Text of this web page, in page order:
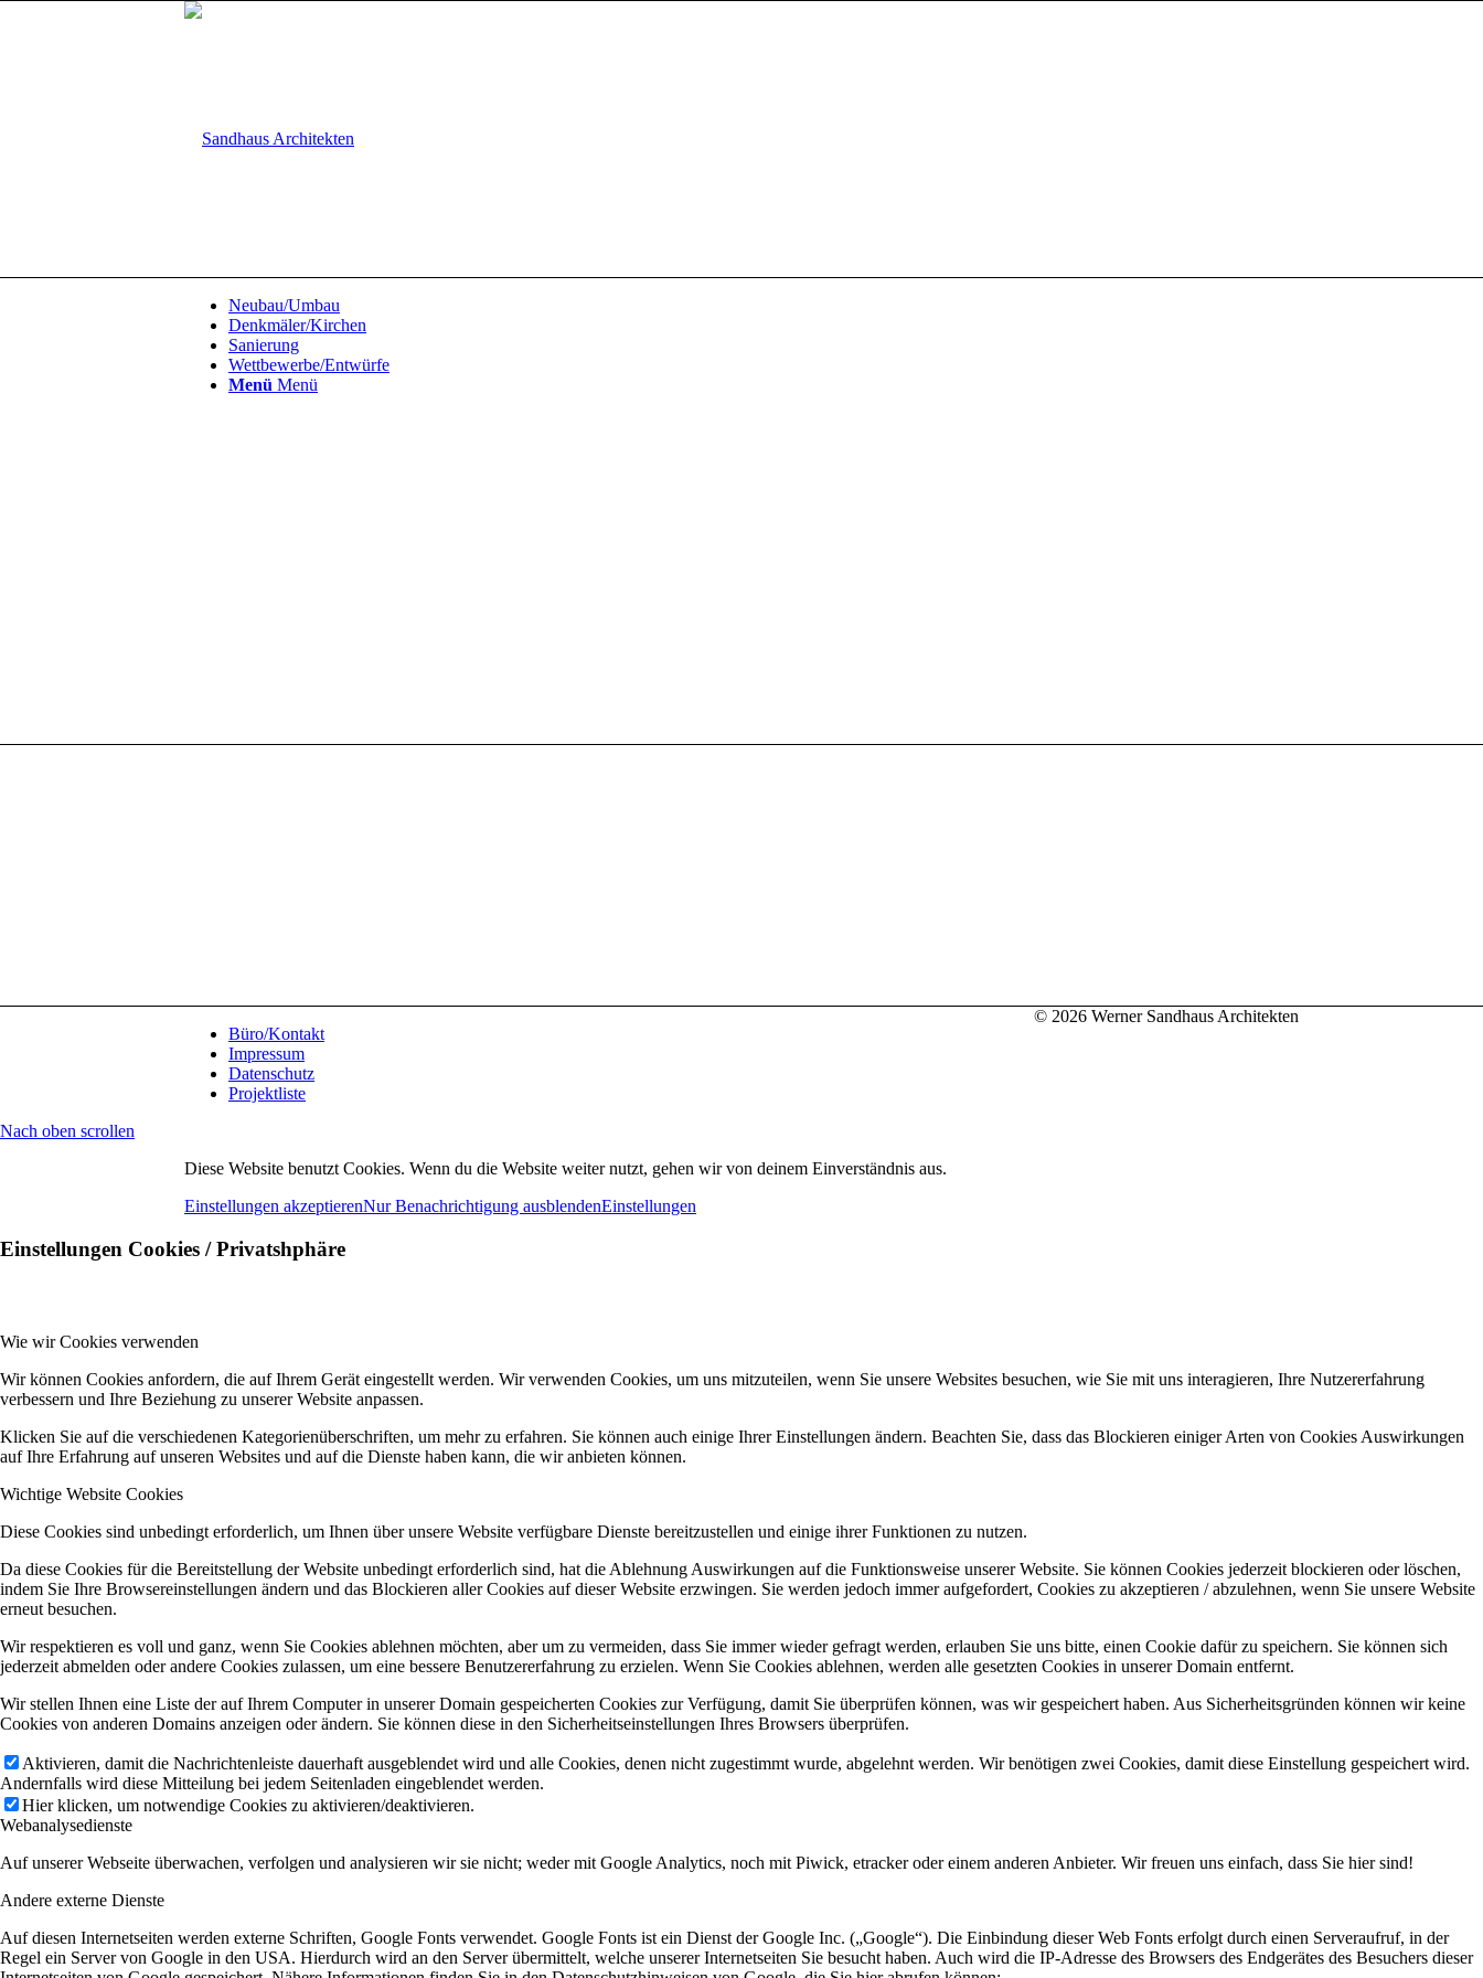
Neubau/Umbau
Denkmäler/Kirchen
Sanierung
Wettbewerbe/Entwürfe
Menü Menü
Büro/Kontakt
Impressum
Datenschutz
Projektliste
© 2026 Werner Sandhaus Architekten
Nach oben scrollen
Diese Website benutzt Cookies. Wenn du die Website weiter nutzt, gehen wir von deinem Einverständnis aus.
Einstellungen akzeptierenNur Benachrichtigung ausblendenEinstellungen
Einstellungen Cookies / Privatshphäre
Wie wir Cookies verwenden
Wir können Cookies anfordern, die auf Ihrem Gerät eingestellt werden. Wir verwenden Cookies, um uns mitzuteilen, wenn Sie unsere Websites besuchen, wie Sie mit uns interagieren, Ihre Nutzererfahrung
verbessern und Ihre Beziehung zu unserer Website anpassen.
Klicken Sie auf die verschiedenen Kategorienüberschriften, um mehr zu erfahren. Sie können auch einige Ihrer Einstellungen ändern. Beachten Sie, dass das Blockieren einiger Arten von Cookies Auswirkungen
auf Ihre Erfahrung auf unseren Websites und auf die Dienste haben kann, die wir anbieten können.
Wichtige Website Cookies
Diese Cookies sind unbedingt erforderlich, um Ihnen über unsere Website verfügbare Dienste bereitzustellen und einige ihrer Funktionen zu nutzen.
Da diese Cookies für die Bereitstellung der Website unbedingt erforderlich sind, hat die Ablehnung Auswirkungen auf die Funktionsweise unserer Website. Sie können Cookies jederzeit blockieren oder löschen,
indem Sie Ihre Browsereinstellungen ändern und das Blockieren aller Cookies auf dieser Website erzwingen. Sie werden jedoch immer aufgefordert, Cookies zu akzeptieren / abzulehnen, wenn Sie unsere Website
erneut besuchen.
Wir respektieren es voll und ganz, wenn Sie Cookies ablehnen möchten, aber um zu vermeiden, dass Sie immer wieder gefragt werden, erlauben Sie uns bitte, einen Cookie dafür zu speichern. Sie können sich
jederzeit abmelden oder andere Cookies zulassen, um eine bessere Benutzererfahrung zu erzielen. Wenn Sie Cookies ablehnen, werden alle gesetzten Cookies in unserer Domain entfernt.
Wir stellen Ihnen eine Liste der auf Ihrem Computer in unserer Domain gespeicherten Cookies zur Verfügung, damit Sie überprüfen können, was wir gespeichert haben. Aus Sicherheitsgründen können wir keine
Cookies von anderen Domains anzeigen oder ändern. Sie können diese in den Sicherheitseinstellungen Ihres Browsers überprüfen.
Aktivieren, damit die Nachrichtenleiste dauerhaft ausgeblendet wird und alle Cookies, denen nicht zugestimmt wurde, abgelehnt werden. Wir benötigen zwei Cookies, damit diese Einstellung gespeichert wird.
Andernfalls wird diese Mitteilung bei jedem Seitenladen eingeblendet werden.
Hier klicken, um notwendige Cookies zu aktivieren/deaktivieren.
Webanalysedienste
Auf unserer Webseite überwachen, verfolgen und analysieren wir sie nicht; weder mit Google Analytics, noch mit Piwick, etracker oder einem anderen Anbieter. Wir freuen uns einfach, dass Sie hier sind!
Andere externe Dienste
Auf diesen Internetseiten werden externe Schriften, Google Fonts verwendet. Google Fonts ist ein Dienst der Google Inc. („Google“). Die Einbindung dieser Web Fonts erfolgt durch einen Serveraufruf, in der
Regel ein Server von Google in den USA. Hierdurch wird an den Server übermittelt, welche unserer Internetseiten Sie besucht haben. Auch wird die IP-Adresse des Browsers des Endgerätes des Besuchers dieser